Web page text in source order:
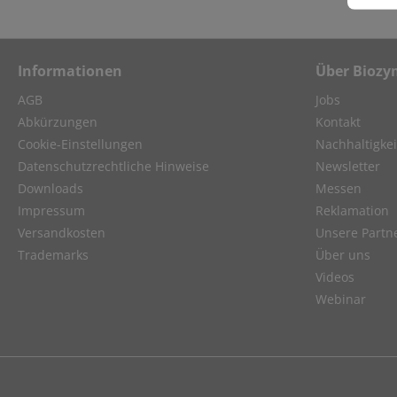
Informationen
AGB
Abkürzungen
Cookie-Einstellungen
Datenschutzrechtliche Hinweise
Downloads
Impressum
Versandkosten
Trademarks
Über
Jobs
Kontakt
Newsletter
Messen
Reklamation
Unsere
Über uns
Videos
Webinar